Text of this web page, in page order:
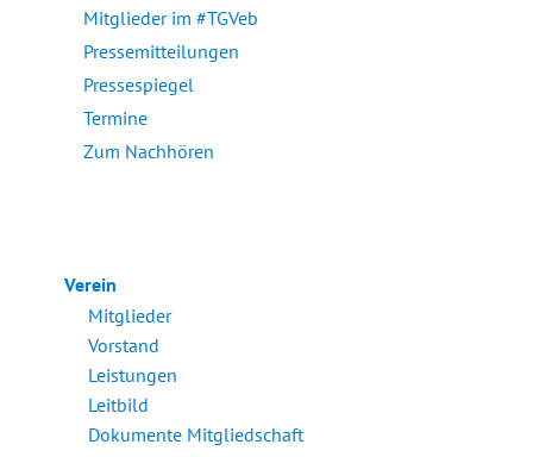
Mitglieder im #TGVeb
Pressemitteilungen
Pressespiegel
Termine
Zum Nachhören
Verein
Mitglieder
Vorstand
Leistungen
Leitbild
Dokumente Mitgliedschaft